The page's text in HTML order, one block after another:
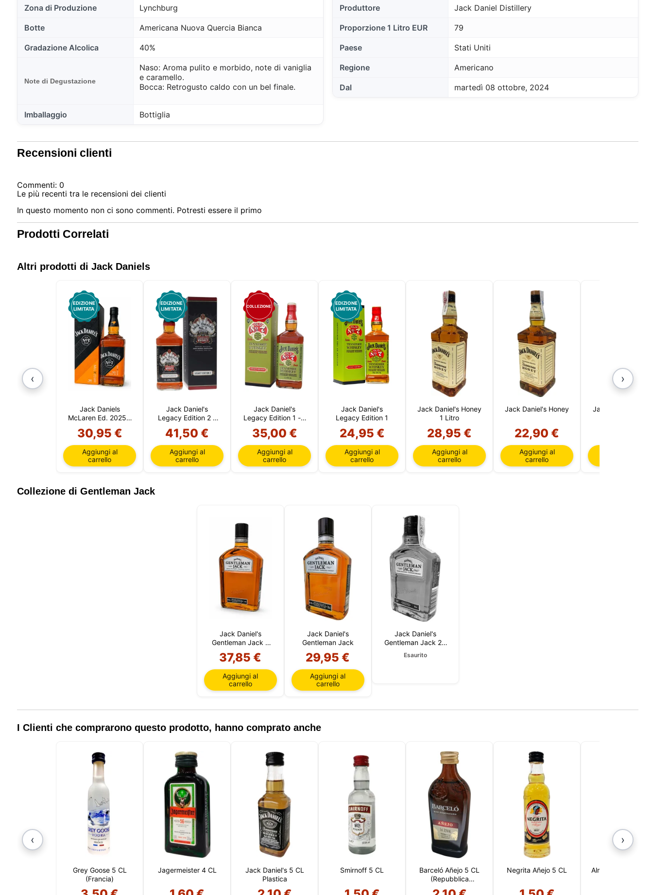
Zona di Produzione Lynchburg
Botte Americana Nuova Quercia Bianca
Gradazione Alcolica 40%
Note di Degustazione
Naso: Aroma pulito e morbido, note di vaniglia
e caramello.
Bocca: Retrogusto caldo con un bel finale.
Imballaggio Bottiglia
Produttore Jack Daniel Distillery
Proporzione 1 Litro EUR 79
Paese Stati Uniti
Regione Americano
Dal martedì 08 ottobre, 2024
Recensioni clienti
Commenti: 0
Le più recenti tra le recensioni dei clienti
In questo momento non ci sono commenti. Potresti essere il primo
Prodotti Correlati
Altri prodotti di Jack Daniels
‹
EDIZIONE
LIMITATA
Jack Daniels
McLaren Ed. 2025 1
30,95 €
Aggiungi al
carrello
EDIZIONE
LIMITATA
Jack Daniel's
Legacy Edition 2 1
41,50 €
Aggiungi al
carrello
COLLEZIONE
Jack Daniel's
Legacy Edition 1 - 1
35,00 €
Aggiungi al
carrello
EDIZIONE
LIMITATA
Jack Daniel's
Legacy Edition 1
24,95 €
Aggiungi al
carrello
Jack Daniel's Honey
1 Litro
28,95 €
Aggiungi al
carrello
Jack Daniel's Honey
22,90 €
Aggiungi al
carrello
Jack Daniel's 1
›
Collezione di Gentleman Jack
Jack Daniel's
Gentleman Jack 1
Litro
37,85 €
Aggiungi al
carrello
Jack Daniel's
Gentleman Jack
29,95 €
Aggiungi al
carrello
Jack Daniel's
Gentleman Jack 20
Esaurito
I Clienti che comprarono questo prodotto, hanno comprato anche
‹
Grey Goose 5 CL
(Francia)
Jagermeister 4 CL
Jack Daniel's 5 CL
Plastica
Smirnoff 5 CL
Barceló Añejo 5 CL
(Repubblica
Dominicana)
Negrita Añejo 5 CL Alma de Magno 5
›
Questo sito utilizza i cookie
Il nostro sito utilizza cookie che possono leggere, memorizzare e scrivere
mantenere la sicurezza, ricordare le scelte degli utenti, migliorare il nostro sito
e, infine, per scopi di marketing. Puoi rifiutare tutto il trattamento non
essenziale scegliendo di accettare solo i cookie necessari. Puoi
personalizzare la tua scelta e selezionare i cookie che ci permetti di utilizzare
nella tua sessione.